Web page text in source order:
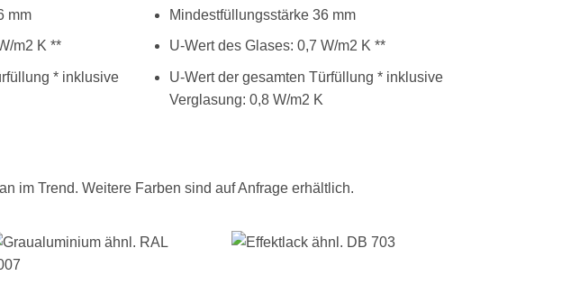
mm
m2 K **
* inklusive
Mindestfüllungsstärke 36 mm
U-Wert des Glases: 0,7 W/m2 K **
U-Wert der gesamten Türfüllung * inklusive
Verglasung: 0,8 W/m2 K
im Trend. Weitere Farben sind auf Anfrage erhältlich.